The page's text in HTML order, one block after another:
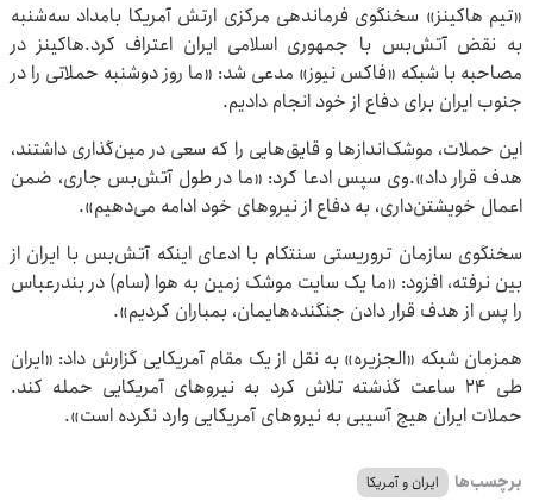
«تیم هاکینز» سخنگوی فرماندهی مرکزی ارتش آمریکا بامداد سه‌شنبه
به نقض آتش‌بس با جمهوری اسلامی ایران اعتراف کرد.هاکینز در
مصاحبه با شبکه «فاکس نیوز» مدعی شد: «ما روز دوشنبه حملاتی را در
جنوب ایران برای دفاع از خود انجام دادیم.
این حملات، موشک‌اندازها و قایق‌هایی را که سعی در مین‌گذاری داشتند،
هدف قرار داد».وی سپس ادعا کرد:‌ «ما در طول آتش‌بس جاری، ضمن
اعمال خویشتن‌داری، به دفاع از نیروهای خود ادامه می‌دهیم».
سخنگوی سازمان تروریستی سنتکام با ادعای اینکه آتش‌بس با ایران از
بین نرفته،‌ افزود: «ما یک سایت موشک زمین به هوا (سام) در بندرعباس
را پس از هدف قرار دادن جنگنده‌هایمان، بمباران کردیم».
همزمان شبکه «الجزیره» به نقل از یک مقام آمریکایی گزارش داد: «ایران
طی ۲۴ ساعت گذشته تلاش کرد به نیروهای آمریکایی حمله کند.
حملات ایران هیچ آسیبی به نیروهای آمریکایی وارد نکرده است».
برچسب‌ها ایران و آمریکا